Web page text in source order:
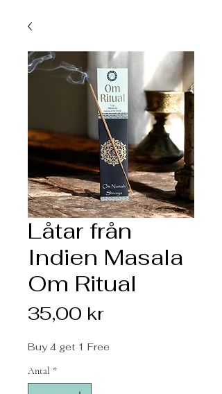
Låtar från
Indien Masala
Om Ritual
35,00 krPris
Buy 4 get 1 Free
Antal *